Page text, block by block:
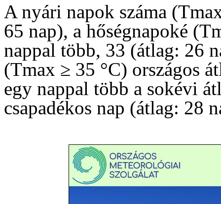
A nyári napok száma
65 nap), a hőségnapoké
nappal több, 33 (átlag: 26
(Tmax ≥ 35 °C) országos
egy nappal több a sokévi
csapadékos nap (átlag: 28